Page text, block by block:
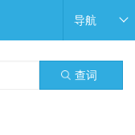
导航
查词